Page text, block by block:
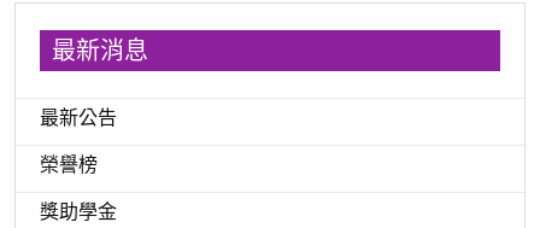
最新消息
最新公告
榮譽榜
獎助學金